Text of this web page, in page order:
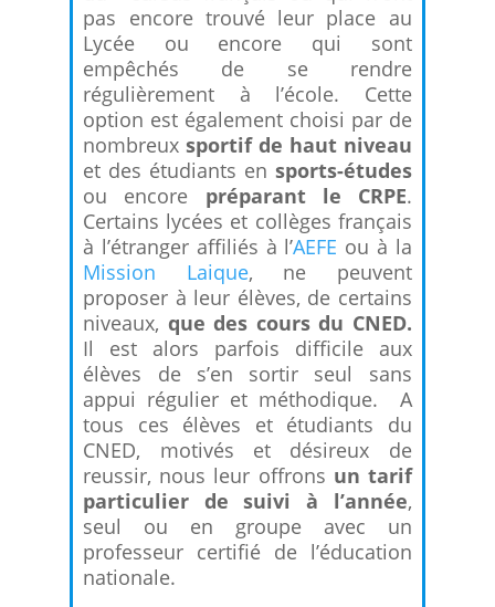
pas encore trouvé leur place au
Lycée ou encore qui sont
empêchés de se rendre
régulièrement à l’école. Cette
option est également choisi par de
nombreuxsportif de haut niveau
et des étudiants en sports-études
ou encore préparant le CRPE.
Certains lycées et collèges français
à l’étranger affiliés à l’AEFE ou à la
Mission Laique, ne peuvent
proposer à leur élèves, de certains
niveaux, que des cours du CNED.
Il est alors parfois difficile aux
élèves de s’en sortir seul sans
appui régulier et méthodique. A
tous ces élèves et étudiants du
CNED, motivés et désireux de
reussir, nous leur offrons un tarif
particulier de suivi à l’année,
seul ou en groupe avec un
professeur certifié de l’éducation
nationale.